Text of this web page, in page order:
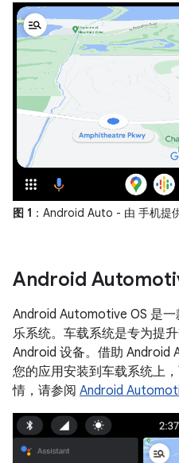
图 1 ：Android Auto - 由 手机提
Android
Android Automotive OS 是
乐系统。车载系统是专为提
Android 设备。借助 Android
您的应用安装到车载系统上
情，请参阅 Android